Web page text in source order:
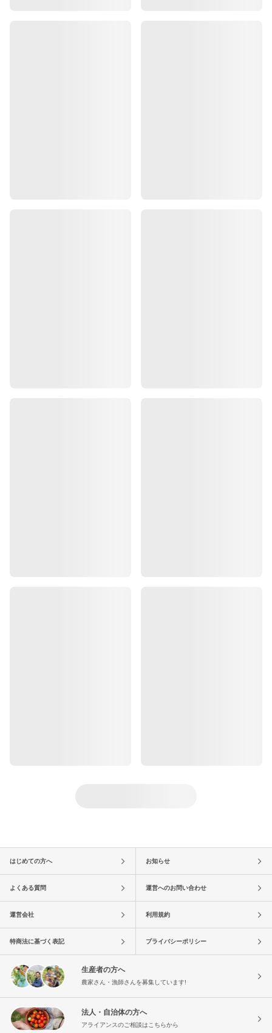
はじめての方へ お知らせ
よくある質問 運営へのお問い合わせ
運営会社 利用規約
特商法に基づく表記 プライバシーポリシー
生産者の方へ
農家さん・漁師さんを募集しています!
法人・自治体の方へ
アライアンスのご相談はこちらから